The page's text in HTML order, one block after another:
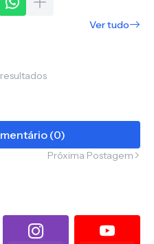
Ver tudo
(0)
Próxima Postagem